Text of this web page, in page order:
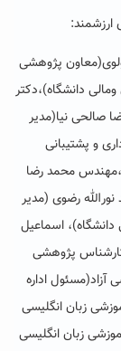
پژوهشی
دانشگاه)،دکتر
صالحی نیا(مدیر
و پشتیبانی
محمد رضا
رضوی (مدیر
اسماعیل
پژوهشی
آزاد(مسئول اداره
زبان انگلیسی
زبان انگلیسی